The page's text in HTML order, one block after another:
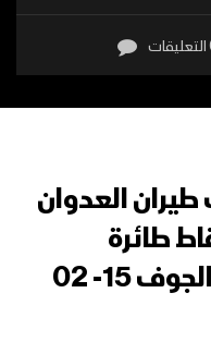
العدوان
طائرة
التورنيدو في محافظة الجوف 15- 02